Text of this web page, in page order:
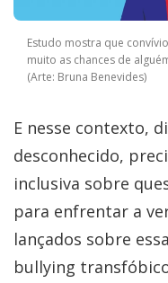
Estudo mostra que
muito as chances de
(Arte: Bruna Benevides)
E nesse contexto,
desconhecido,
inclusiva sobre
para enfrentar a
lançados sobre
bullying